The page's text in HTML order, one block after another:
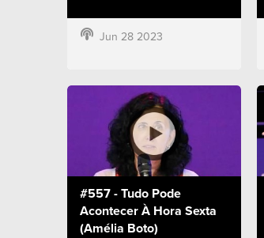
Jun 28 2023
#557 - Tudo Pode
Acontecer À Hora Sexta
(Amélia Boto)